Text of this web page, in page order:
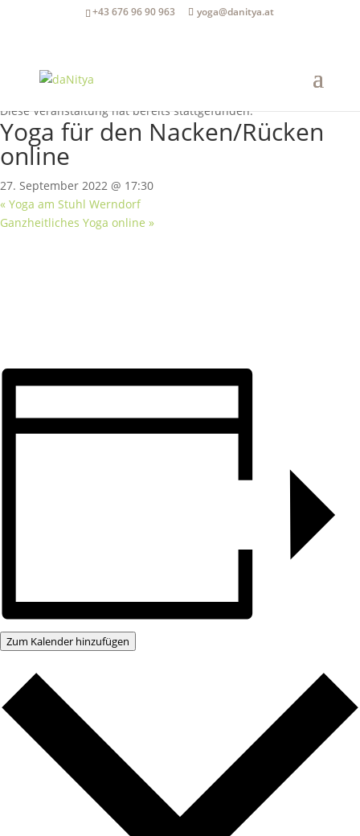
+43 676 96 90 963 yoga@danitya.at
Diese Veranstaltung hat bereits stattgefunden.
Yoga für den Nacken/Rücken
online
27. September 2022 @ 17:30
« Yoga am Stuhl Werndorf
Ganzheitliches Yoga online »
Zum Kalender hinzufügen